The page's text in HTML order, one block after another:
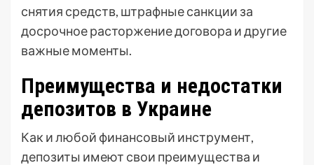
снятия средств, штрафные санкции за
досрочное расторжение договора и другие
важные моменты.
Преимущества и недостатки
депозитов в Украине
Как и любой финансовый инструмент,
депозиты имеют свои преимущества и